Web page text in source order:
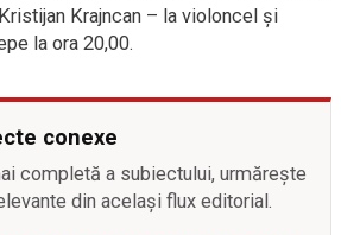
Krajncan – la violoncel şi
la ora 20,00.
conexe
completă a subiectului, urmărește
din același flux editorial.